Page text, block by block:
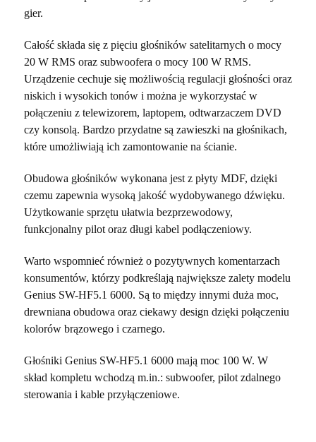
gier.
Całość składa się z pięciu głośników satelitarnych o mocy
20 W RMS oraz subwoofera o mocy 100 W RMS.
Urządzenie cechuje się możliwością regulacji głośności oraz
niskich i wysokich tonów i można je wykorzystać w
połączeniu z telewizorem, laptopem, odtwarzaczem DVD
czy konsolą. Bardzo przydatne są zawieszki na głośnikach,
które umożliwiają ich zamontowanie na ścianie.
Obudowa głośników wykonana jest z płyty MDF, dzięki
czemu zapewnia wysoką jakość wydobywanego dźwięku.
Użytkowanie sprzętu ułatwia bezprzewodowy,
funkcjonalny pilot oraz długi kabel podłączeniowy.
Warto wspomnieć również o pozytywnych komentarzach
konsumentów, którzy podkreślają największe zalety modelu
Genius SW-HF5.1 6000. Są to między innymi duża moc,
drewniana obudowa oraz ciekawy design dzięki połączeniu
kolorów brązowego i czarnego.
Głośniki Genius SW-HF5.1 6000 mają moc 100 W. W
skład kompletu wchodzą m.in.: subwoofer, pilot zdalnego
sterowania i kable przyłączeniowe.